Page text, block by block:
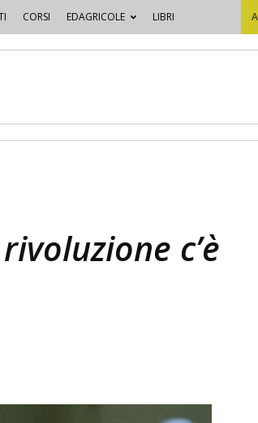
CORSI EDAGRICOLE LIBRI
c’è